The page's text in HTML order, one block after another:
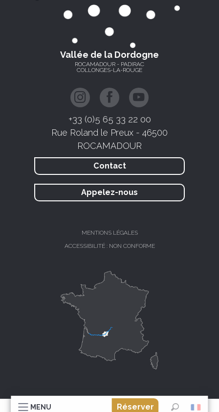
MENU
Réserver
Vallée de la Dordogne
ROCAMADOUR - PADIRAC
COLLONGES-LA-ROUGE
+33 (0)5 65 33 22 00
Rue Roland le Preux - 46500
ROCAMADOUR
Contact
Appelez-nous
MENTIONS LÉGALES
ACCESSIBILITÉ : NON CONFORME